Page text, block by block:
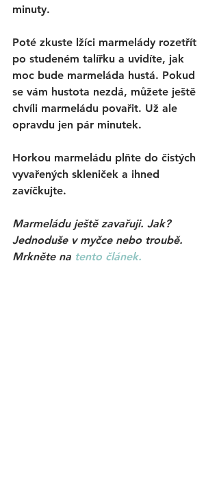
minuty.
Poté zkuste lžíci marmelády rozetřít
po studeném talířku a uvidíte, jak
moc bude marmeláda hustá. Pokud
se vám hustota nezdá, můžete ještě
chvíli marmeládu povařit. Už ale
opravdu jen pár minutek.
Horkou marmeládu plňte do čistých
vyvařených skleniček a ihned
zavíčkujte.
Marmeládu ještě zavařuji. Jak?
Jednoduše v myčce nebo troubě.
Mrkněte na tento článek.